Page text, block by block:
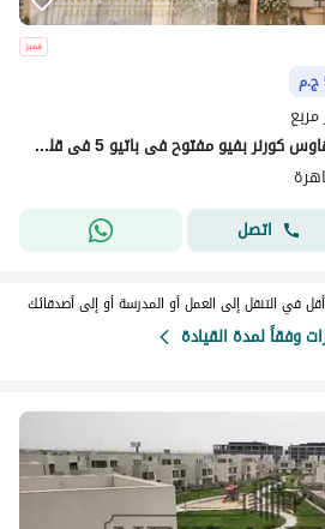
إستلم عالمفتاح فوري تاون هاوس كورنر بفيو مفتوح فى باتيو 5 فى قلب الشروق بجانب تراس مول Patio 5 East La Vista
اتصل
في التنقل إلى العمل أو المدرسة أو إلى أصدقائك
وفقاً لمدة القيادة